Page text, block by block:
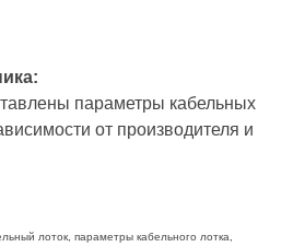
параметры кабельных
от производителя и
лоток, параметры кабельного лотка,